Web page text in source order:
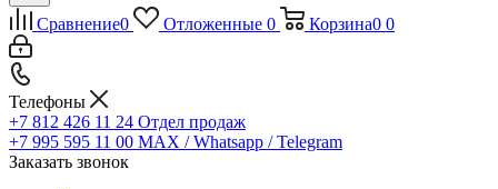
Сравнение0 Отложенные 0 Корзина0 0
Телефоны
+7 812 426 11 24 Отдел продаж
+7 995 595 11 00 MAX / Whatsapp / Telegram
Заказать звонок